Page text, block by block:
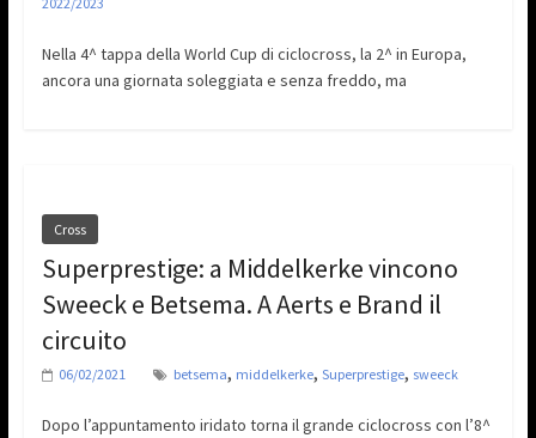
Nella 4^ tappa della World Cup di ciclocross, la 2^ in Europa,
ancora una giornata soleggiata e senza freddo, ma
Cross
Superprestige: a Middelkerke vincono
Sweeck e Betsema. A Aerts e Brand il
circuito
06/02/2021 betsema, middelkerke, Superprestige, sweeck
Dopo l’appuntamento iridato torna il grande ciclocross con l’8^